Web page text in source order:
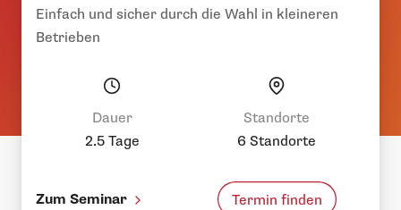
Einfach und sicher durch die Wahl in kleineren
Betrieben
Dauer
2.5 Tage
Standorte
6 Standorte
Zum Seminar Termin finden